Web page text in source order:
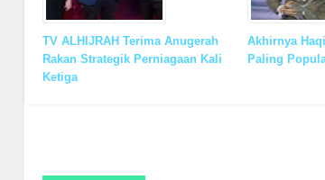
TV ALHIJRAH Terima Anugerah
Rakan Strategik Perniagaan Kali
Ketiga
Akhirnya
Paling